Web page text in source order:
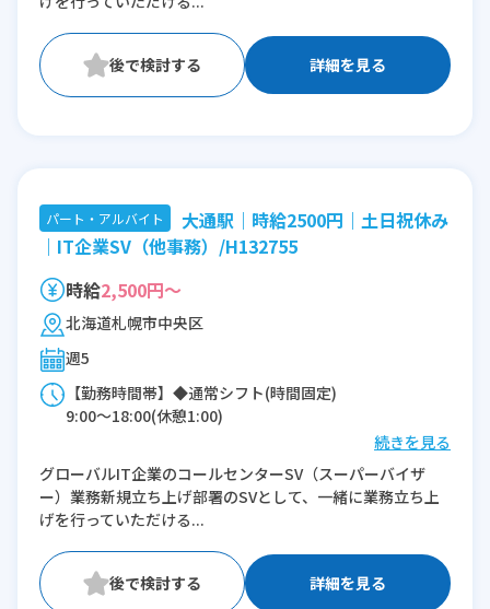
詳細を見る
パート・アルバイト
大通駅｜時給2500円｜土日祝休み
｜IT企業SV（他事務）/H132755
時給2,500円～
北海道札幌市中央区
週5
【勤務時間帯】◆通常シフト(時間固定)
9:00〜18:00(休憩1:00)
続きを見る
グローバルIT企業のコールセンターSV（スーパーバイザ
ー）業務新規立ち上げ部署のSVとして、一緒に業務立ち上
げを行っていただける...
詳細を見る